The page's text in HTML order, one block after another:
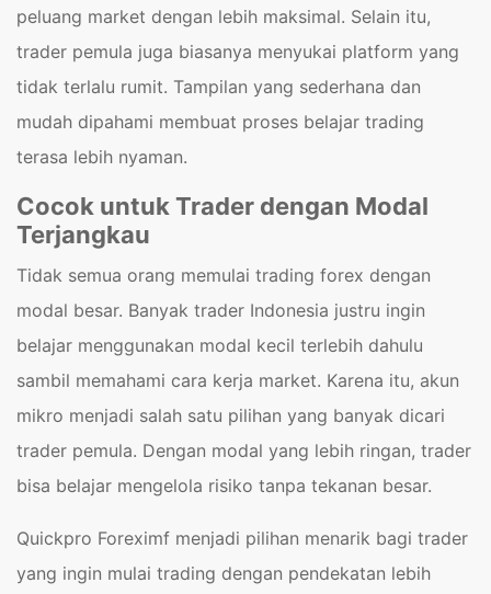
peluang market dengan lebih maksimal. Selain itu,
trader pemula juga biasanya menyukai platform yang
tidak terlalu rumit. Tampilan yang sederhana dan
mudah dipahami membuat proses belajar trading
terasa lebih nyaman.
Cocok untuk Trader dengan Modal
Terjangkau
Tidak semua orang memulai trading forex dengan
modal besar. Banyak trader Indonesia justru ingin
belajar menggunakan modal kecil terlebih dahulu
sambil memahami cara kerja market. Karena itu, akun
mikro menjadi salah satu pilihan yang banyak dicari
trader pemula. Dengan modal yang lebih ringan, trader
bisa belajar mengelola risiko tanpa tekanan besar.
Quickpro Foreximf menjadi pilihan menarik bagi trader
yang ingin mulai trading dengan pendekatan lebih